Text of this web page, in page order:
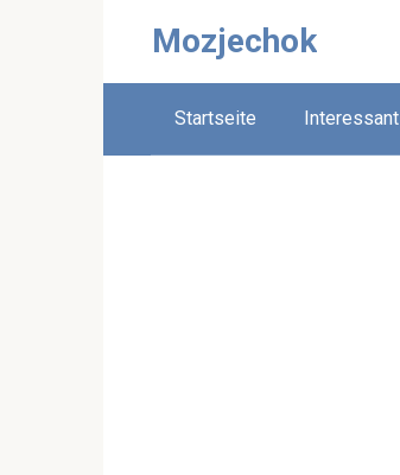
Mozjechok
Startseite Interessant